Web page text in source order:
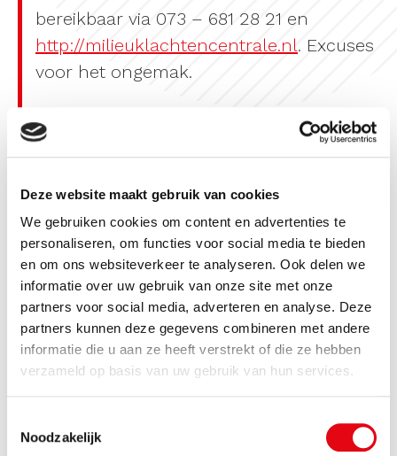
Deze website maakt gebruik van cookies
We gebruiken cookies om content en advertenties te
personaliseren, om functies voor social media te bieden
en om ons websiteverkeer te analyseren. Ook delen we
informatie over uw gebruik van onze site met onze
partners voor social media, adverteren en analyse. Deze
partners kunnen deze gegevens combineren met andere
informatie die u aan ze heeft verstrekt of die ze hebben
verzameld op basis van uw gebruik van hun services.
Noodzakelijk
bereikbaar via 073 – 681 28 21 en
http://milieuklachtencentrale.nl. Excuses
voor het ongemak.
///
Op dit moment (zondag 15 maart) is de
Milieu Klachten Centrale (MKC) door een
technische storing tijdelijktelefonisch
niet bereikbaar.
We werken aan een oplossing en houden je op de
hoogte! Excuses voor het ongemak.
www.milieuklachtencentrale.nl